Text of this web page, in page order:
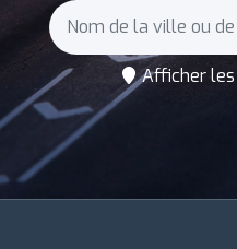
Afficher les